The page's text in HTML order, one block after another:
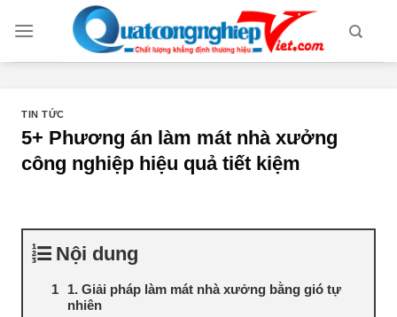
đến
TIN TỨC
5+ Phương án làm mát nhà xưởng
công nghiệp hiệu quả tiết kiệm
Nội dung
1. Giải pháp làm mát nhà xưởng bằng gió tự
nhiên